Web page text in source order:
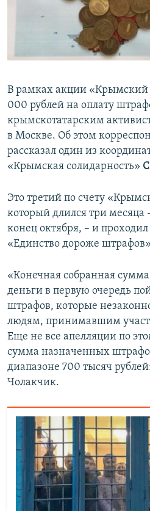
ПОБЕДИТЕЛЕЙ НЕ СУДЯТ?
КРЫМ.НЕПОКОРЕННЫЙ
ELIFBE
ПРИСОЕДИНЯЙТЕСЬ!
Все сайты RFE/RL
В рамках акции «Крымский
000 рублей на оплату
крымскотатарским
в Москве. Об этом
рассказал один из
«Крымская солидарность»​
Это третий по счету
который длился три месяца
конец октября, – и
«Единство дороже
«Конечная собранная
деньги в первую очередь
штрафов, которые
людям, принимавшим
Еще не все апелляции по
сумма назначенных
диапазоне 700 тысяч
Чолакчик.